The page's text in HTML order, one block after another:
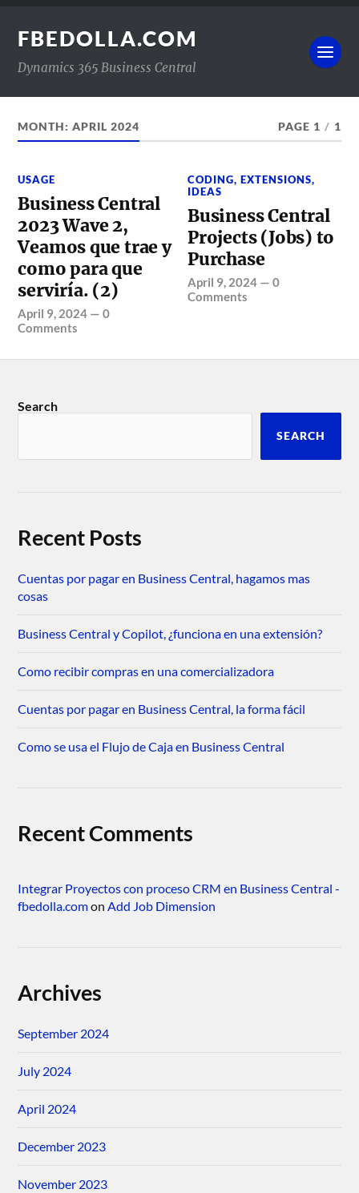
FBEDOLLA.COM
Dynamics 365 Business Central
MONTH:APRIL 2024 PAGE 1 / 1
USAGE
Business Central
2023 Wave 2,
Veamos que trae y
como para que
serviría. (2)
April 9, 2024 —0
Comments
CODING,EXTENSIONS,
IDEAS
Business Central
Projects (Jobs) to
Purchase
April 9, 2024 —0
Comments
Search
SEARCH
Recent Posts
Cuentas por pagar en Business Central, hagamos mas
cosas
Business Central y Copilot, ¿funciona en una extensión?
Como recibir compras en una comercializadora
Cuentas por pagar en Business Central, la forma fácil
Como se usa el Flujo de Caja en Business Central
Recent Comments
Integrar Proyectos con proceso CRM en Business Central -
fbedolla.comonAdd Job Dimension
Archives
September 2024
July 2024
April 2024
December 2023
November 2023